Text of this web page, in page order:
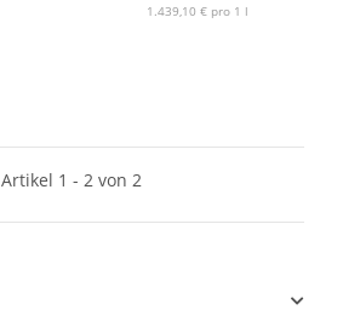
1.439,10 € pro 1 l
Artikel 1 - 2 von 2